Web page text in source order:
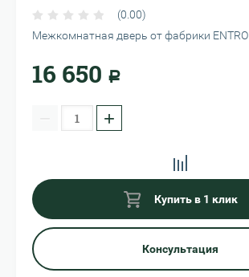
(0.00)
Межкомнатная дверь от фабрики ENTRO
16 650 Р
− +
Купить в 1 клик
Консультация